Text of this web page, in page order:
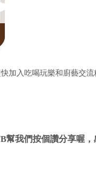
加入吃喝玩樂和廚藝交流
幫我們按個讚分享喔，